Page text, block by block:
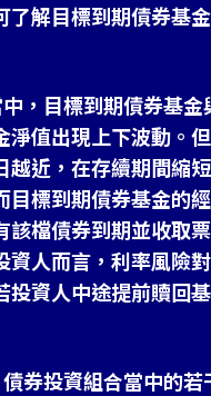
了解目標到期債券基
，目標到期債券基
淨值出現上下波動。
越近，在存續期間縮
目標到期債券基金的
該檔債券到期並收取
資人而言，利率風險
投資人中途提前贖回
券投資組合當中的